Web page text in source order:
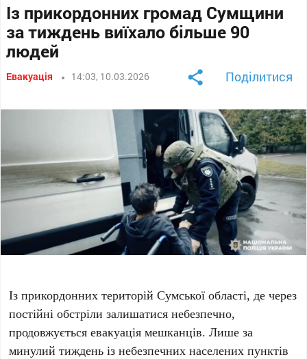
Із прикордонних громад Сумщини
за тиждень виїхало більше 90
людей
Евакуація 14:03, 10.03.2026 Поділитися
Із прикордонних територій Сумської області, де через
постійні обстріли залишатися небезпечно,
продовжується евакуація мешканців. Лише за
минулий тиждень із небезпечних населених пунктів